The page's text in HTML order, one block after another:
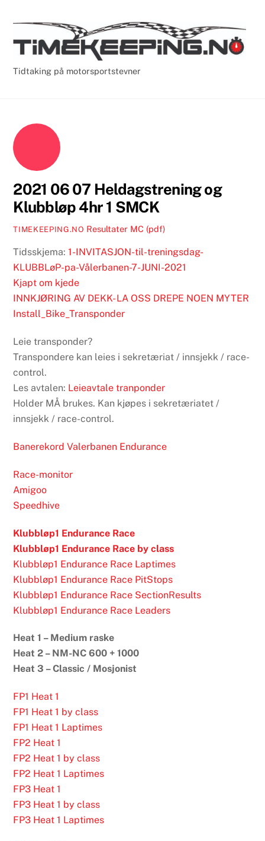
content
Tidtaking på motorsportstevner
2021 06 07 Heldagstrening og
Klubbløp 4hr 1 SMCK
TIMEKEEPING.NO Resultater MC (pdf)
Tidsskjema: 1-INVITASJON-til-treningsdag-
KLUBBLøP-pa-Vålerbanen-7-JUNI-2021
Kjapt om kjede
INNKJØRING AV DEKK- LA OSS DREPE NOEN MYTER
Install_Bike_Transponder
Leie transponder?
Transpondere kan leies i sekretæriat / innsjekk / race-
control.
Les avtalen: Leieavtale tranponder
Holder MÅ brukes. Kan kjøpes i sekretæriatet /
innsjekk / race-control.
Banerekord Valerbanen Endurance
Race-monitor
Amigoo
Speedhive
Klubbløp1 Endurance Race
Klubbløp1 Endurance Race by class
Klubbløp1 Endurance Race Laptimes
Klubbløp1 Endurance Race PitStops
Klubbløp1 Endurance Race SectionResults
Klubbløp1 Endurance Race Leaders
Heat 1 – Medium raske
Heat 2 – NM-NC 600 + 1000
Heat 3 – Classic / Mosjonist
FP1 Heat 1
FP1 Heat 1 by class
FP1 Heat 1 Laptimes
FP2 Heat 1
FP2 Heat 1 by class
FP2 Heat 1 Laptimes
FP3 Heat 1
FP3 Heat 1 by class
FP3 Heat 1 Laptimes